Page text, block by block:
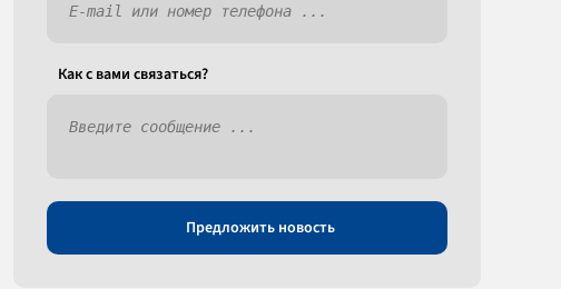
Как c вами связаться?
Предложить новость